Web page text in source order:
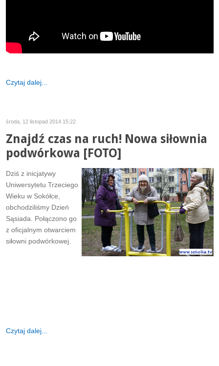
Czytaj dalej...
środa, 12 listopad 2014 15:22
Znajdź czas na ruch! Nowa siłownia
podwórkowa [FOTO]
Dziś z inicjatywy
Uniwersytetu Trzeciego
Wieku w Sokółce,
obchodziliśmy Dzień
Sąsiada. Połączono go
z oficjalnym otwarciem
siłowni podwórkowej.
Czytaj dalej...